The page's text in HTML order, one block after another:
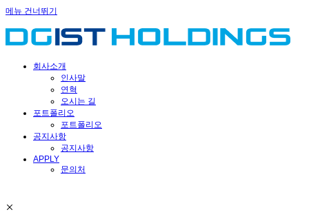
메뉴 건너뛰기
회사소개
인사말
연혁
오시는 길
포트폴리오
포트폴리오
공지사항
공지사항
APPLY
문의처